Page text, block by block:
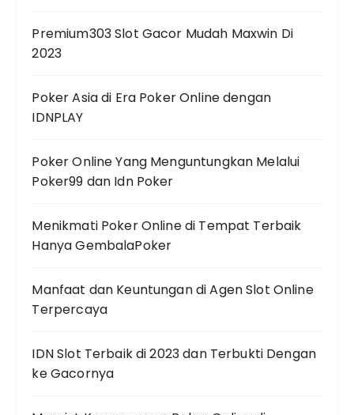
Premium303 Slot Gacor Mudah Maxwin Di
2023
Poker Asia di Era Poker Online dengan
IDNPLAY
Poker Online Yang Menguntungkan Melalui
Poker99 dan Idn Poker
Menikmati Poker Online di Tempat Terbaik
Hanya GembalaPoker
Manfaat dan Keuntungan di Agen Slot Online
Terpercaya
IDN Slot Terbaik di 2023 dan Terbukti Dengan
ke Gacornya